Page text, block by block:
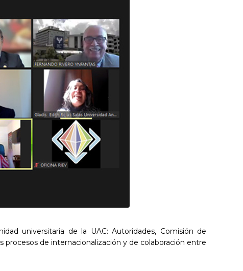
universitaria de la UAC: Autoridades, Comisión de
procesos de internacionalización y de colaboración entre